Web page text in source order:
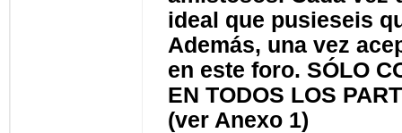
ideal que pusieseis
Además, una vez
en este foro. SÓLO
EN TODOS LOS
(ver Anexo 1)